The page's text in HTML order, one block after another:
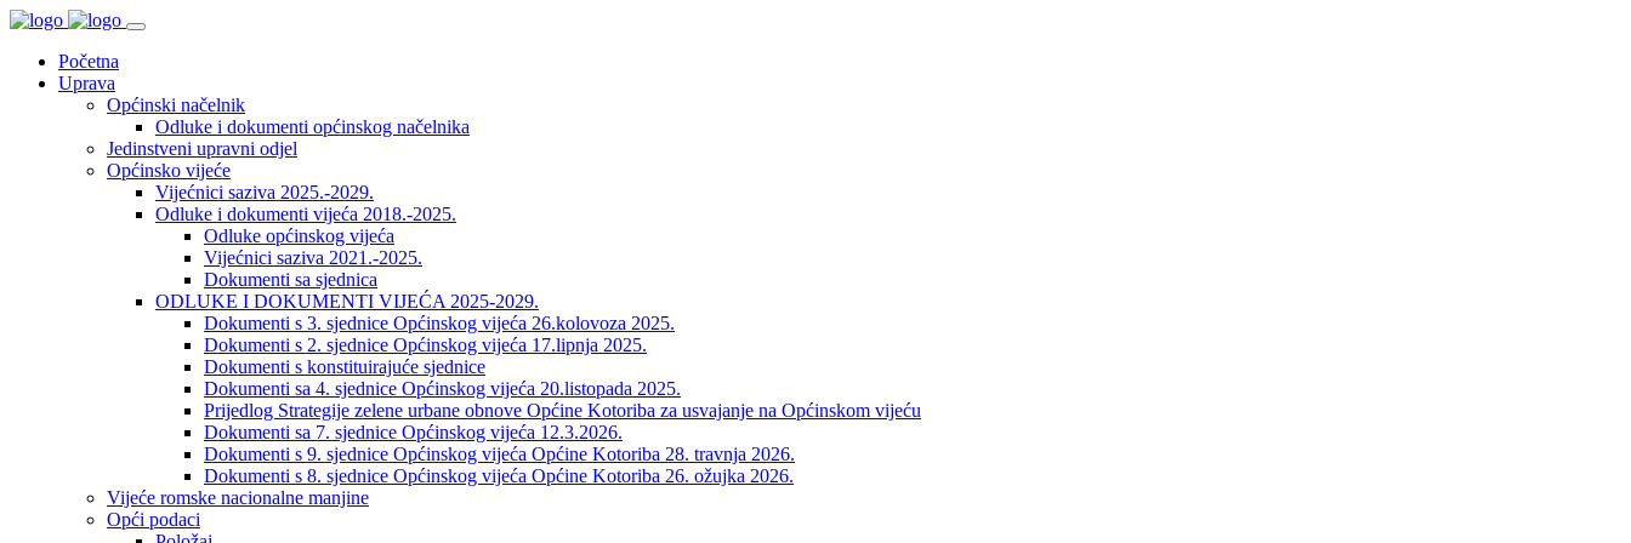
Početna
Uprava
Općinski načelnik
Odluke i dokumenti općinskog načelnika
Jedinstveni upravni odjel
Općinsko vijeće
Vijećnici saziva 2025.-2029.
Odluke i dokumenti vijeća 2018.-2025.
Odluke općinskog vijeća
Vijećnici saziva 2021.-2025.
Dokumenti sa sjednica
ODLUKE I DOKUMENTI VIJEĆA 2025-2029.
Dokumenti s 3. sjednice Općinskog vijeća 26.kolovoza 2025.
Dokumenti s 2. sjednice Općinskog vijeća 17.lipnja 2025.
Dokumenti s konstituirajuće sjednice
Dokumenti sa 4. sjednice Općinskog vijeća 20.listopada 2025.
Prijedlog Strategije zelene urbane obnove Općine Kotoriba za usvajanje na Općinskom vijeću
Dokumenti sa 7. sjednice Općinskog vijeća 12.3.2026.
Dokumenti s 9. sjednice Općinskog vijeća Općine Kotoriba 28. travnja 2026.
Dokumenti s 8. sjednice Općinskog vijeća Općine Kotoriba 26. ožujka 2026.
Vijeće romske nacionalne manjine
Opći podaci